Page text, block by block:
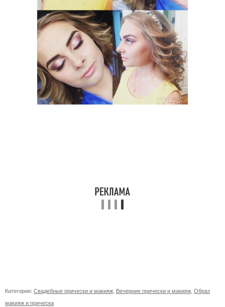
Категории: Свадебные прически и макияж Вечерние прически и макияж Образ
макияж и прическа